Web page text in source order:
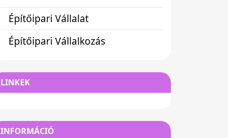
Építőipari Vállalat
Építőipari Vállalkozás
LINKEK
INFORMÁCIÓ